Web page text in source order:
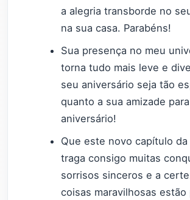
a alegria transborde no
na sua casa. Parabéns!
Sua presença no meu
torna tudo mais leve e
seu aniversário seja tão
quanto a sua amizade
aniversário!
Que este novo capítulo da
traga consigo muitas
sorrisos sinceros e a
coisas maravilhosas estão